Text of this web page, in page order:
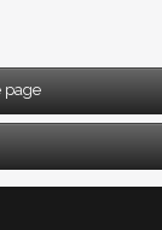
page